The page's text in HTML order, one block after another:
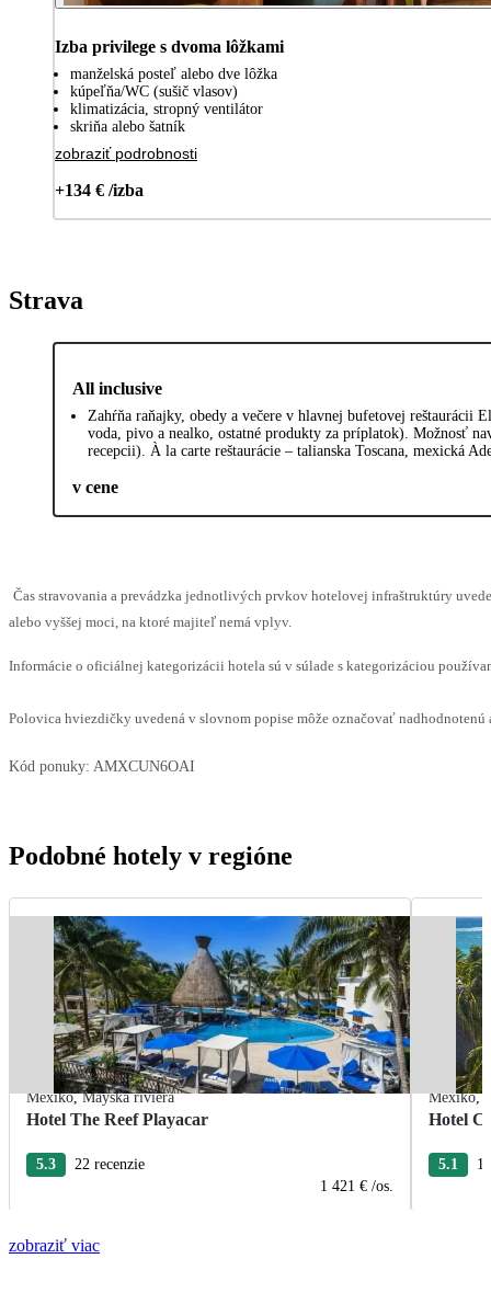
Izba privilege s dvoma lôžkami
manželská posteľ alebo dve lôžka
kúpeľňa/WC (sušič vlasov)
klimatizácia, stropný ventilátor
skriňa alebo šatník
zobraziť podrobnosti
+134 € /izba
Strava
All inclusive
Zahŕňa raňajky, obedy a večere v hlavnej bufetovej reštaurácii
voda, pivo a nealko, ostatné produkty za príplatok). Možnosť
recepcii). À la carte reštaurácie – talianska Toscana, mexická
v cene
Čas stravovania a prevádzka jednotlivých prvkov hotelovej infraštruktúry
alebo vyššej moci, na ktoré majiteľ nemá vplyv.
Informácie o oficiálnej kategorizácii hotela sú v súlade s kategorizáciou
Polovica hviezdičky uvedená v slovnom popise môže označovať
Kód ponuky: AMXCUN6OAI
Podobné hotely v regióne
Mexiko,Mayská riviéra
Hotel The Reef Playacar
5.3
22 recenzie
1 421 € /os.
Mexiko,
Hotel
5.1
zobraziť viac